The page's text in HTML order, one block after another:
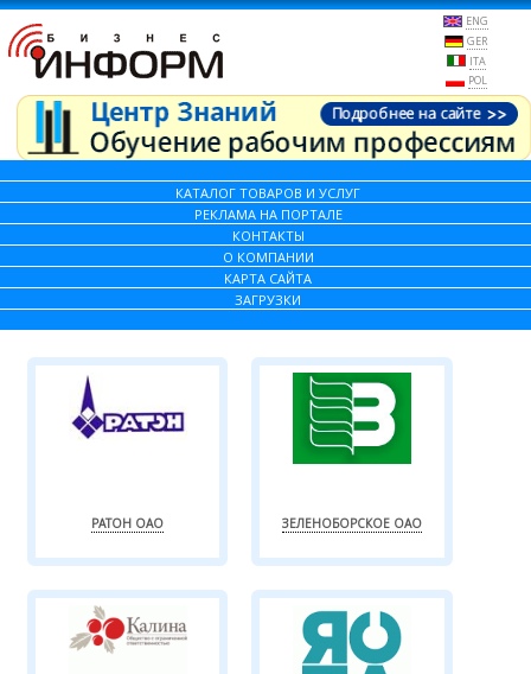
ENG
GER
ITA
POL
КАТАЛОГ ТОВАРОВ И УСЛУГ
РЕКЛАМА НА ПОРТАЛЕ
КОНТАКТЫ
О КОМПАНИИ
КАРТА САЙТА
ЗАГРУЗКИ
РАТОН ОАО ЗЕЛЕНОБОРСКОЕ ОАО